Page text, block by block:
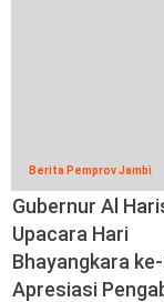
Berita Pemprov Jambi
Gubernur Al
Upacara Hari
Bhayangkara
Apresiasi